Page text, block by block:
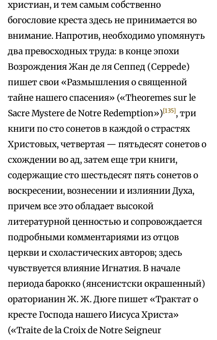
христиан, и тем самым собственно
богословие креста здесь не принимается во
внимание. Напротив, необходимо упомянуть
два превосходных труда: в конце эпохи
Возрождения Жан де ля Сеппед (Ceppede)
пишет свои «Размышления о священной
тайне нашего спасения» («Theoremes sur le
Sacre Mystere de Notre Redemption»)[135], три
книги по сто сонетов в каждой о страстях
Христовых, четвертая — пятьдесят сонетов о
схождении во ад, затем еще три книги,
содержащие сто шестьдесят пять сонетов о
воскресении, вознесении и излиянии Духа,
причем все это обладает высокой
литературной ценностью и сопровождается
подробными комментариями из отцов
церкви и схоластических авторов; здесь
чувствуется влияние Игнатия. В начале
периода барокко (янсенистски окрашенный)
ораторианин Ж. Ж. Дюге пишет «Трактат о
кресте Господа нашего Иисуса Христа»
(«Traite de la Croix de Notre Seigneur